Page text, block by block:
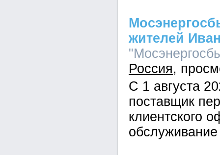
жителей
Россия
С 1 августа
поставщик
клиентского